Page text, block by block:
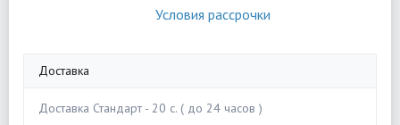
Условия рассрочки
Доставка
Доставка Стандарт - 20 c. ( до 24 часов )